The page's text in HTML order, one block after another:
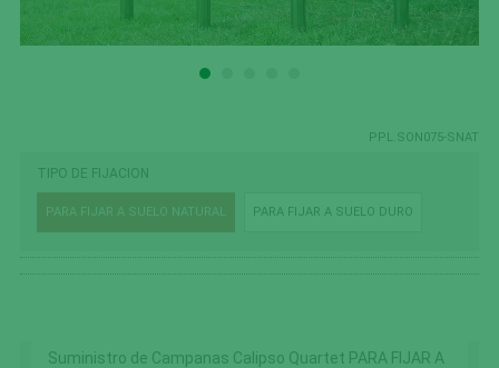
PPL.SON075-SNAT
TIPO DE FIJACION
PARA FIJAR A SUELO NATURAL PARA FIJAR A SUELO DURO
Suministro de Campanas Calipso Quartet PARA FIJAR A